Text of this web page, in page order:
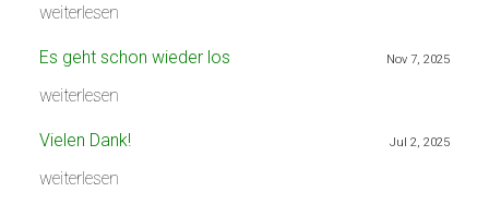
weiterlesen
Nov 7, 2025
Es geht schon wieder los
weiterlesen
Jul 2, 2025
Vielen Dank!
weiterlesen